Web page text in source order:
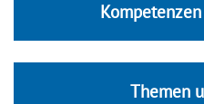
Themen